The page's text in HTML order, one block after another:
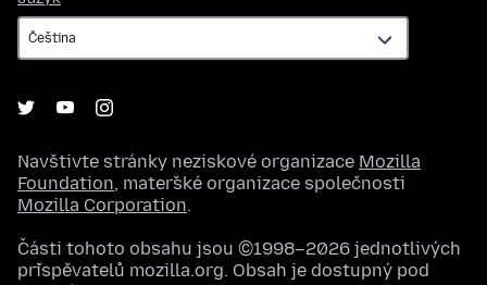
Navštivte stránky neziskové organizace Mozilla
Foundation, mateřské organizace společnosti
Mozilla Corporation.
Části tohoto obsahu jsou ©1998–2026 jednotlivých
přispěvatelů mozilla.org. Obsah je dostupný pod